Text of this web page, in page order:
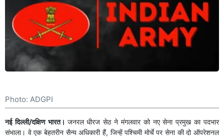
Photo: ADGPI
नई दिल्ली/दक्षिण भारत। जनरल धीरज सेठ ने मंगलवार को नए सेना प्रमुख का पदभार
संभाला। वे एक बेहतरीन सैन्य अधिकारी हैं, जिन्हें पश्चिमी मोर्चे पर सेना की दो ऑपरेशनल